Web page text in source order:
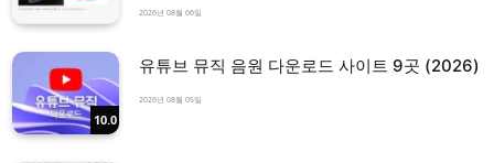
2026년 08월 06일
10.0
유튜브 뮤직 음원 다운로드 사이트 9곳 (2026)
2026년 08월 05일